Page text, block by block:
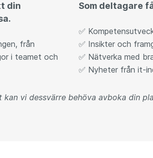
din
från
i teamet och
Som deltagare
✅
✅ Insikter och
✅ Nätverka med
✅ Nyheter från it-
vi dessvärre behöva avboka din